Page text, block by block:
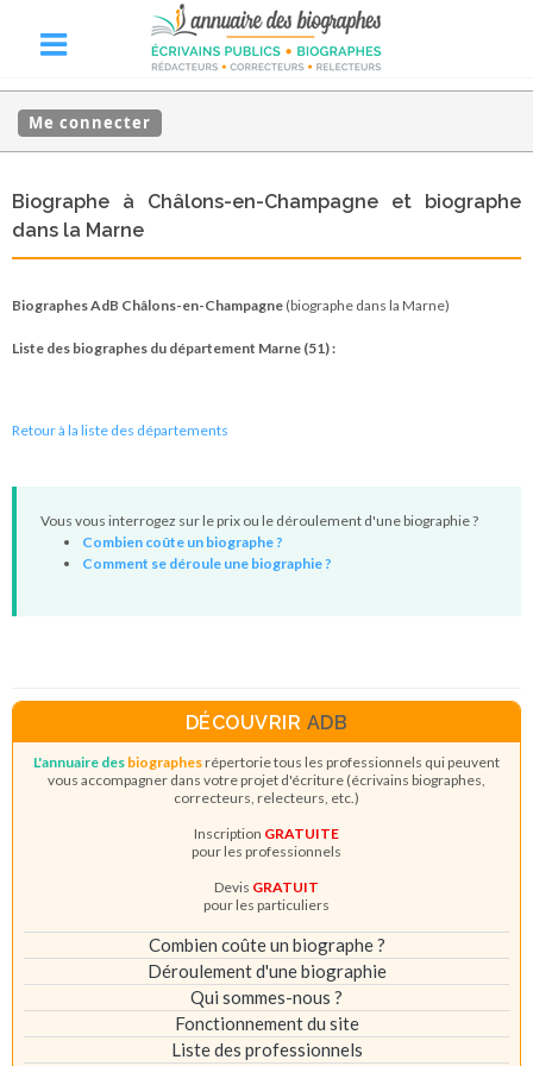
Me connecter
Biographe à Châlons-en-Champagne et biographe
dans la Marne
Biographes AdB Châlons-en-Champagne (biographe dans la Marne)
Liste des biographes du département Marne (51) :
Retour à la liste des départements
Vous vous interrogez sur le prix ou le déroulement d'une biographie ?
Combien coûte un biographe ?
Comment se déroule une biographie ?
DÉCOUVRIR ADB
L'annuaire des biographesrépertorie tous les professionnels qui peuvent
vous accompagner dans votre projet d'écriture (écrivains biographes,
correcteurs, relecteurs, etc.)
Inscription GRATUITE
pour les professionnels
Devis GRATUIT
pour les particuliers
Combien coûte un biographe ?
Déroulement d'une biographie
Qui sommes-nous ?
Fonctionnement du site
Liste des professionnels